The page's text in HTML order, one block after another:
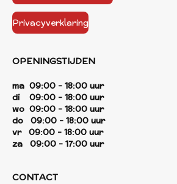
Privacyverklaring
OPENINGSTIJDEN
ma 09:00 - 18:00 uur
di 09:00 - 18:00 uur
wo 09:00 - 18:00 uur
do 09:00 - 18:00 uur
vr 09:00 - 18:00 uur
za 09:00 - 17:00 uur
CONTACT